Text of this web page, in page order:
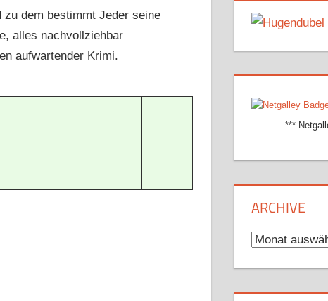
dem bestimmt Jeder seine
alles nachvollziehbar
aufwartender Krimi.
............***
ARCHIVE
Archive